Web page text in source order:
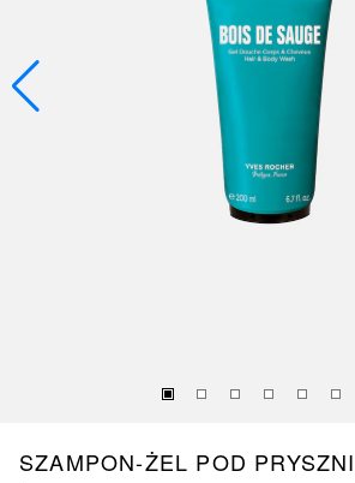
SZAMPON-ŻEL POD